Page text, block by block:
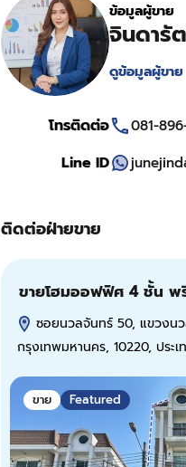
ข้อมูลผู้ขาย
จินดารั
ดูข้อมูลผู้ขาย
โทรติดต่อ 081-
Line ID
ติดต่อฝ่ายขาย
ขายโฮมออฟฟิศ 4 ชั้น พ
ซอยนวลจันทร์ 50, แขวงน
กรุงเทพมหานคร, 10220, ประเ
ขาย Featured